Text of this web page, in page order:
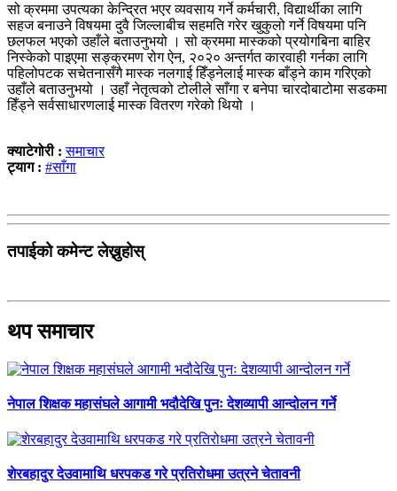
सो क्रममा उपत्यका केन्द्रित भएर व्यवसाय गर्ने कर्मचारी, विद्यार्थीका लागि
सहज बनाउने विषयमा दुवै जिल्लाबीच सहमति गरेर खुकुलो गर्ने विषयमा पनि
छलफल भएको उहाँले बताउनुभयो । सो क्रममा मास्कको प्रयोगबिना बाहिर
निस्केको पाइएमा सङ्क्रमण रोग ऐन, २०२० अन्तर्गत कारवाही गर्नका लागि
पहिलोपटक सचेतनासँगै मास्क नलगाई हिँड्नेलाई मास्क बाँड्ने काम गरिएको
उहाँले बताउनुभयो । उहाँ नेतृत्वको टोलीले साँगा र बनेपा चारदोबाटोमा सडकमा
हिँड्ने सर्वसाधारणलाई मास्क वितरण गरेको थियो ।
क्याटेगोरी :समाचार
ट्याग : #साँगा
तपाईको कमेन्ट लेख्नुहोस्
थप समाचार
नेपाल शिक्षक महासंघले आगामी भदौदेखि पुनः देशव्यापी आन्दोलन गर्ने
शेरबहादुर देउवामाथि धरपकड गरे प्रतिरोधमा उत्रने चेतावनी